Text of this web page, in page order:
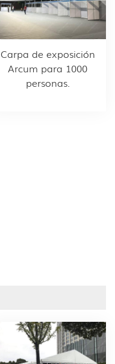
Carpa de exposición
Arcum para 1000
personas.